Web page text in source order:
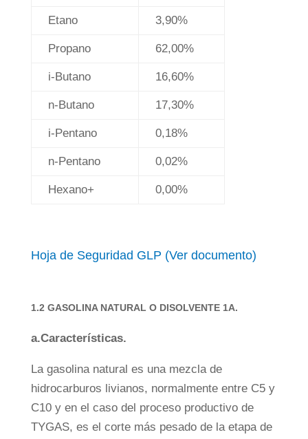
Etano 3,90%
Propano 62,00%
i-Butano 16,60%
n-Butano 17,30%
i-Pentano 0,18%
n-Pentano 0,02%
Hexano+ 0,00%
Hoja de Seguridad GLP (Ver documento)
1.2 GASOLINA NATURAL O DISOLVENTE 1A.
a.Características.
La gasolina natural es una mezcla de
hidrocarburos livianos, normalmente entre C5 y
C10 y en el caso del proceso productivo de
TYGAS, es el corte más pesado de la etapa de